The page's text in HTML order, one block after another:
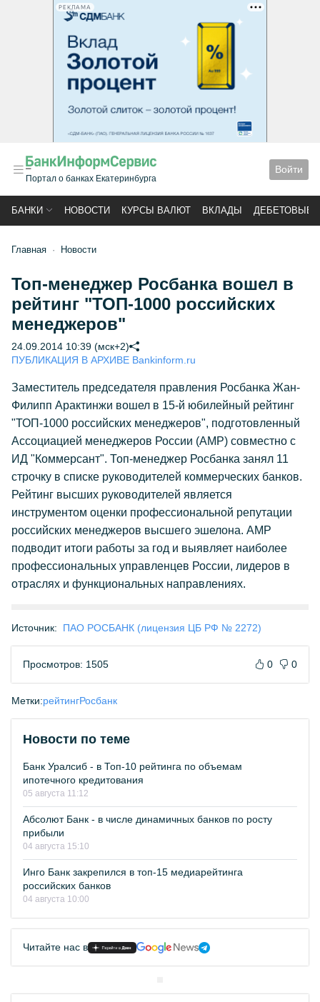
РЕКЛАМА
Портал о банках Екатеринбурга
Войти
БАНКИ НОВОСТИ КУРСЫ ВАЛЮТ ВКЛАДЫ ДЕБЕТОВЫЕ
Главная Новости
Топ-менеджер Росбанка вошел в
рейтинг "ТОП-1000 российских
менеджеров"
24.09.2014 10:39 (мск+2)
ПУБЛИКАЦИЯ В АРХИВЕ Bankinform.ru
Заместитель председателя правления Росбанка Жан-
Филипп Арактинжи вошел в 15-й юбилейный рейтинг
"ТОП-1000 российских менеджеров", подготовленный
Ассоциацией менеджеров России (АМР) совместно с
ИД "Коммерсант". Топ-менеджер Росбанка занял 11
строчку в списке руководителей коммерческих банков.
Рейтинг высших руководителей является
инструментом оценки профессиональной репутации
российских менеджеров высшего эшелона. АМР
подводит итоги работы за год и выявляет наиболее
профессиональных управленцев России, лидеров в
отраслях и функциональных направлениях.
Источник: ПАО РОСБАНК (лицензия ЦБ РФ № 2272)
Просмотров: 1505 0 0
Метки:рейтингРосбанк
Новости по теме
Банк Уралсиб - в Топ-10 рейтинга по объемам
ипотечного кредитования
05 августа 11:12
Абсолют Банк - в числе динамичных банков по росту
прибыли
04 августа 15:10
Инго Банк закрепился в топ-15 медиарейтинга
российских банков
04 августа 10:00
Читайте нас в